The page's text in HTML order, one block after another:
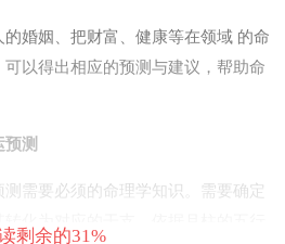
婚姻、把财富、健康等在领域 的命
以得出相应的预测与建议，帮助命
测
需要必须的命理学知识。需要确定
剩余的31%